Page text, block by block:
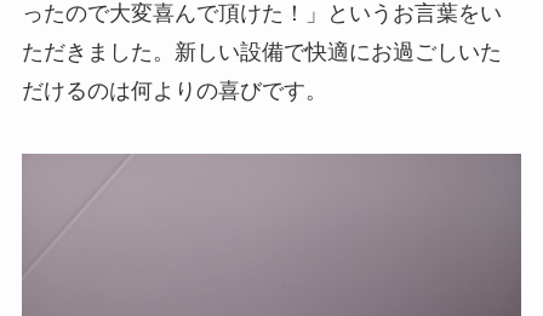
ったので大変喜んで頂けた！」というお言葉をい
ただきました。新しい設備で快適にお過ごしいた
だけるのは何よりの喜びです。